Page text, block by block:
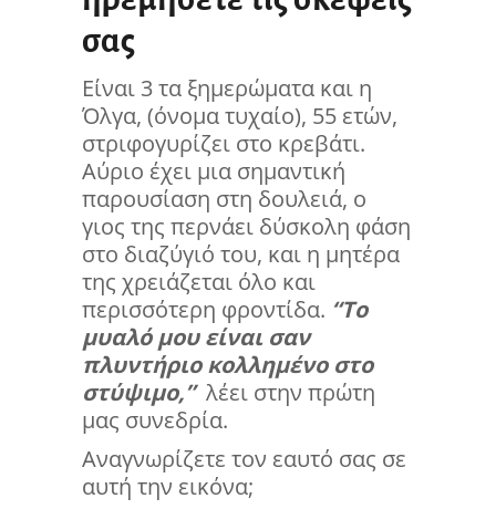
σας
Είναι 3 τα ξημερώματα και η
Όλγα, (όνομα τυχαίο), 55 ετών,
στριφογυρίζει στο κρεβάτι.
Αύριο έχει μια σημαντική
παρουσίαση στη δουλειά, ο
γιος της περνάει δύσκολη φάση
στο διαζύγιό του, και η μητέρα
της χρειάζεται όλο και
περισσότερη φροντίδα. “Το
μυαλό μου είναι σαν
πλυντήριο κολλημένο στο
στύψιμο,”λέει στην πρώτη
μας συνεδρία.
Αναγνωρίζετε τον εαυτό σας σε
αυτή την εικόνα;